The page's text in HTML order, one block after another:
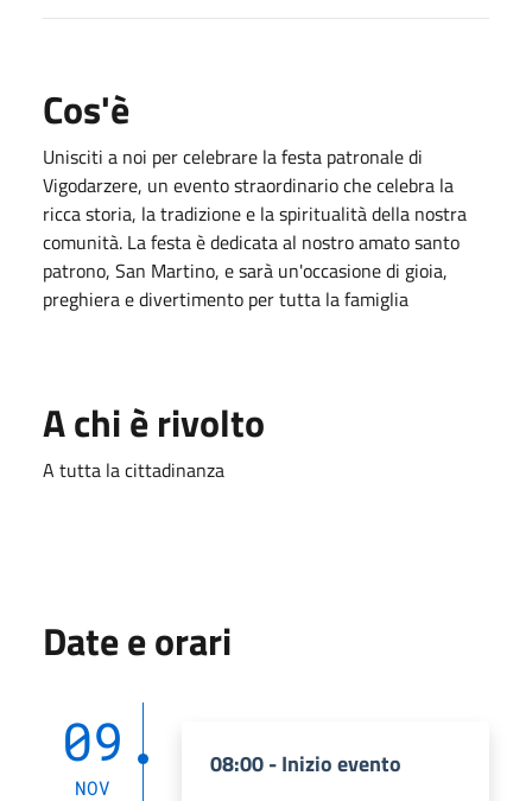
Cos'è
Unisciti a noi per celebrare la festa patronale di
Vigodarzere, un evento straordinario che celebra la
ricca storia, la tradizione e la spiritualità della nostra
comunità. La festa è dedicata al nostro amato santo
patrono, San Martino, e sarà un'occasione di gioia,
preghiera e divertimento per tutta la famiglia
A chi è rivolto
A tutta la cittadinanza
Date e orari
09
NOV
08:00 - Inizio evento